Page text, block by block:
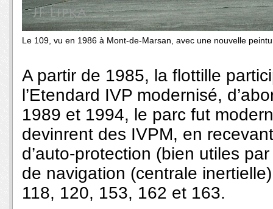
Le 109, vu en 1986 à Mont-de-Marsan, avec une nouvelle
A partir de 1985, la flottille
l’Etendard IVP modernisé,
1989 et 1994, le parc fut
devinrent des IVPM, en
d’auto-protection (bien utiles
de navigation (centrale
118, 120, 153, 162 et 163.